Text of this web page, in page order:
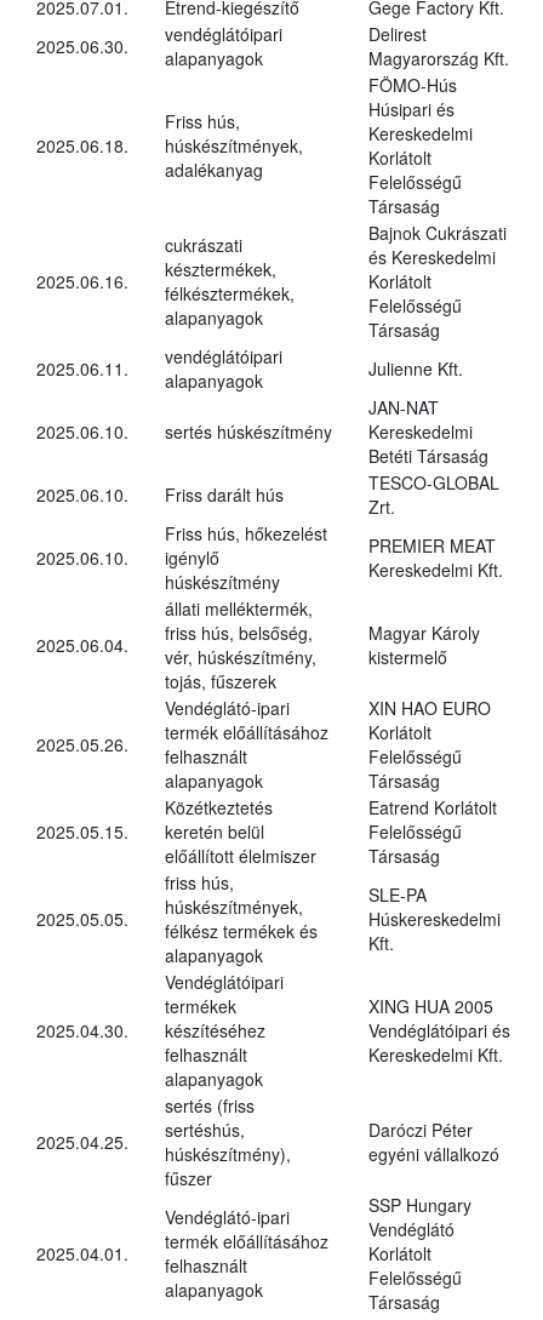
2025.07.01. Étrend-kiegészítő
Gege Factory Kft.
2025.06.30.
vendéglátóipari
alapanyagok
Delirest
Magyarország Kft.
2025.06.18.
Friss hús,
húskészítmények,
adalékanyag
FÖMO-Hús
Húsipari és
Kereskedelmi
Korlátolt
Felelősségű
Társaság
2025.06.16.
cukrászati
késztermékek,
félkésztermékek,
alapanyagok
Bajnok Cukrászati
és Kereskedelmi
Korlátolt
Felelősségű
Társaság
2025.06.11.
vendéglátóipari
alapanyagok
Julienne Kft.
2025.06.10. sertés húskészítmény
JAN-NAT
Kereskedelmi
Betéti Társaság
2025.06.10.
Friss darált hús
TESCO-GLOBAL
Zrt.
2025.06.10.
Friss hús, hőkezelést
igénylő
húskészítmény
PREMIER MEAT
Kereskedelmi Kft.
2025.06.04.
állati melléktermék,
friss hús, belsőség,
vér, húskészítmény,
tojás, fűszerek
Magyar Károly
kistermelő
2025.05.26.
Vendéglátó-ipari
termék előállításához
felhasznált
alapanyagok
XIN HAO EURO
Korlátolt
Felelősségű
Társaság
2025.05.15.
Közétkeztetés
keretén belül
előállított élelmiszer
Eatrend Korlátolt
Felelősségű
Társaság
2025.05.05.
friss hús,
húskészítmények,
félkész termékek és
alapanyagok
SLE-PA
Húskereskedelmi
Kft.
2025.04.30.
Vendéglátóipari
termékek
készítéséhez
felhasznált
alapanyagok
XING HUA 2005
Vendéglátóipari és
Kereskedelmi Kft.
2025.04.25.
sertés (friss
sertéshús,
húskészítmény),
fűszer
Daróczi Péter
egyéni vállalkozó
2025.04.01.
Vendéglátó-ipari
termék előállításához
felhasznált
alapanyagok
SSP Hungary
Vendéglátó
Korlátolt
Felelősségű
Társaság